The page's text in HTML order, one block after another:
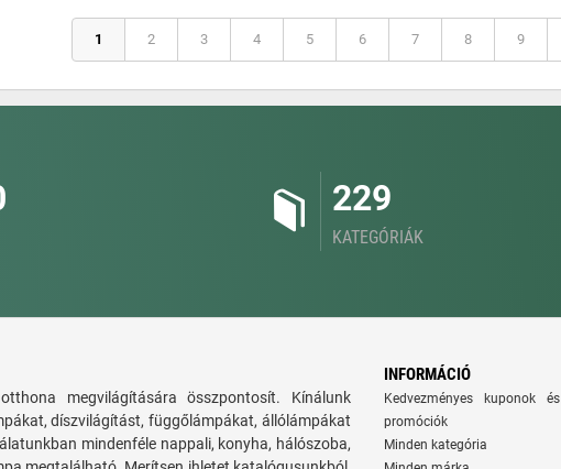
1 2 3 4 5 6 7 8 9
229
KATEGÓRIÁK
megvilágítására összpontosít. Kínálunk
díszvilágítást, függőlámpákat, állólámpákat
mindenféle nappali, konyha, hálószoba,
INFORMÁCIÓ
Kedvezményes kuponok és
promóciók
Minden kategória